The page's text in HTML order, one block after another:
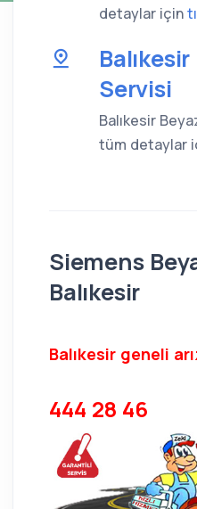
detaylar için
Servisi
Balıkesir
tüm detaylar
Siemens
Balıkesir
Balıkesir geneli
444 28 46